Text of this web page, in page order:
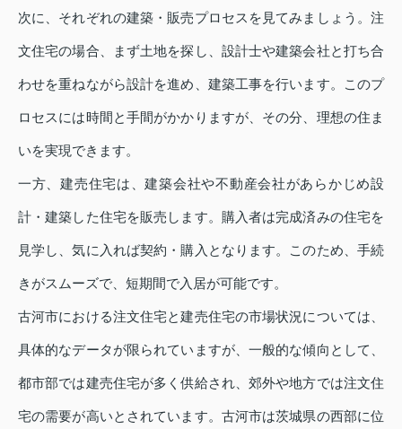
次に、それぞれの建築・販売プロセスを見てみましょう。注
文住宅の場合、まず土地を探し、設計士や建築会社と打ち合
わせを重ねながら設計を進め、建築工事を行います。このプ
ロセスには時間と手間がかかりますが、その分、理想の住ま
いを実現できます。
一方、建売住宅は、建築会社や不動産会社があらかじめ設
計・建築した住宅を販売します。購入者は完成済みの住宅を
見学し、気に入れば契約・購入となります。このため、手続
きがスムーズで、短期間で入居が可能です。
古河市における注文住宅と建売住宅の市場状況については、
具体的なデータが限られていますが、一般的な傾向として、
都市部では建売住宅が多く供給され、郊外や地方では注文住
宅の需要が高いとされています。古河市は茨城県の西部に位